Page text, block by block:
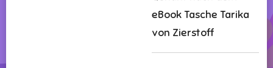
eBook Tasche Tarika
von Zierstoff